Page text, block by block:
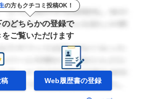
の方もクチコミ投稿OK！
のどちらかの登録で
をご覧いただけます
Web履歴書の登録